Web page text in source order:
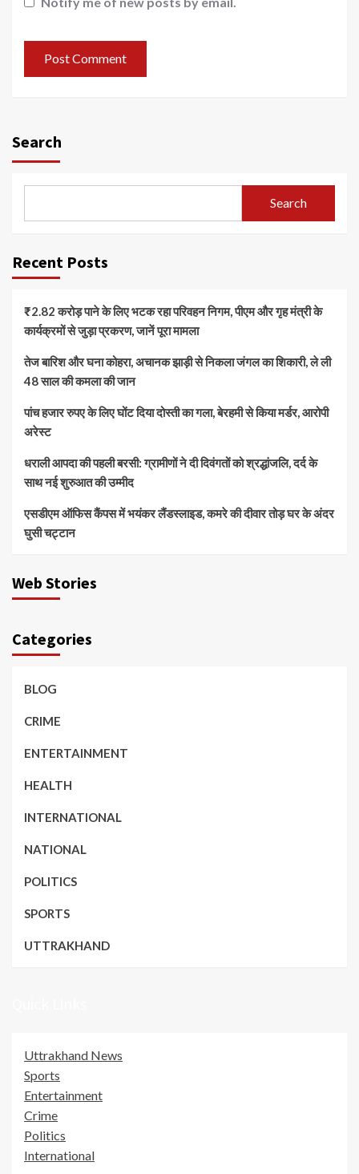
Search
Search
Recent Posts
₹2.82 करोड़ पाने के लिए भटक रहा परिवहन निगम, पीएम और गृह मंत्री के
कार्यक्रमों से जुड़ा प्रकरण, जानें पूरा मामला
तेज बारिश और घना कोहरा, अचानक झाड़ी से निकला जंगल का शिकारी, ले ली
48 साल की कमला की जान
पांच हजार रुपए के लिए घोंट दिया दोस्ती का गला, बेरहमी से किया मर्डर, आरोपी
अरेस्ट
धराली आपदा की पहली बरसी: ग्रामीणों ने दी दिवंगतों को श्रद्धांजलि, दर्द के
साथ नई शुरुआत की उम्मीद
एसडीएम ऑफिस कैंपस में भयंकर लैंडस्लाइड, कमरे की दीवार तोड़ घर के अंदर
घुसी चट्टान
Web Stories
Categories
BLOG
CRIME
ENTERTAINMENT
HEALTH
INTERNATIONAL
NATIONAL
POLITICS
SPORTS
UTTRAKHAND
Uttrakhand News
Sports
Entertainment
Crime
Politics
International